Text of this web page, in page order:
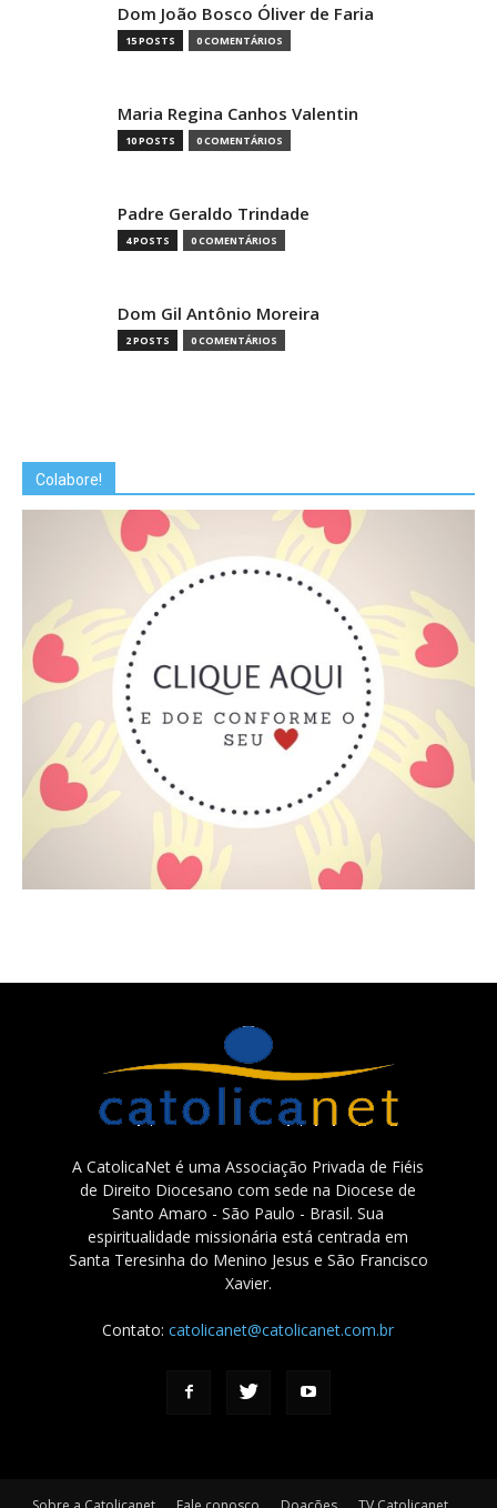
Dom João Bosco Óliver de Faria
15 POSTS 0 COMENTÁRIOS
Maria Regina Canhos Valentin
10 POSTS 0 COMENTÁRIOS
Padre Geraldo Trindade
4 POSTS 0 COMENTÁRIOS
Dom Gil Antônio Moreira
2 POSTS 0 COMENTÁRIOS
Colabore!
A CatolicaNet é uma Associação Privada de Fiéis
de Direito Diocesano com sede na Diocese de
Santo Amaro - São Paulo - Brasil. Sua
espiritualidade missionária está centrada em
Santa Teresinha do Menino Jesus e São Francisco
Xavier.
Contato:catolicanet@catolicanet.com.br